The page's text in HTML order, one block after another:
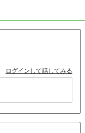
ログインして話してみる